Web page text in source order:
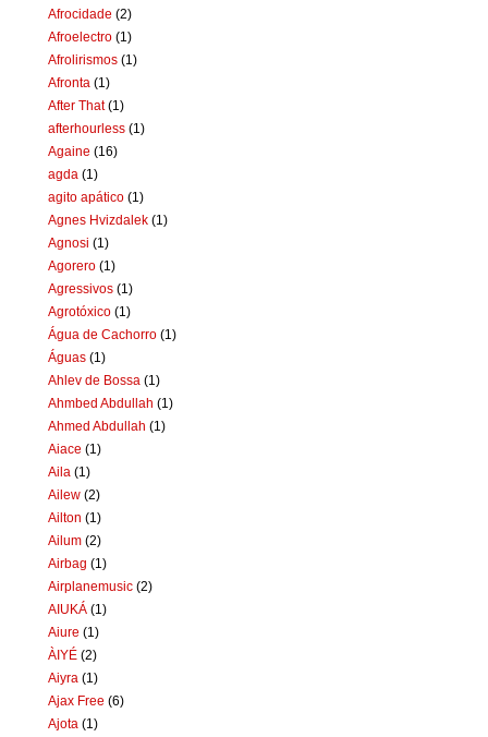
Afrocidade (2)
Afroelectro (1)
Afrolirismos (1)
Afronta (1)
After That (1)
afterhourless (1)
Againe (16)
agda (1)
agito apático (1)
Agnes Hvizdalek (1)
Agnosi (1)
Agorero (1)
Agressivos (1)
Agrotóxico (1)
Água de Cachorro (1)
Águas (1)
Ahlev de Bossa (1)
Ahmbed Abdullah (1)
Ahmed Abdullah (1)
Aiace (1)
Aila (1)
Ailew (2)
Ailton (1)
Ailum (2)
Airbag (1)
Airplanemusic (2)
AIUKÁ (1)
Aiure (1)
ÀIYÉ (2)
Aiyra (1)
Ajax Free (6)
Ajota (1)